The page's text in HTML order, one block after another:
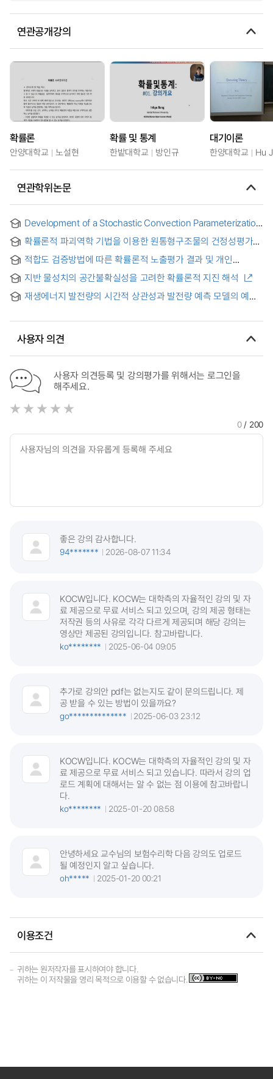
연관공개강의
확률론
안양대학교 노설현
확률 및 통계
한밭대학교 방인규
대기이론
한양대학교 Hu
연관학위논문
Development of a Stochastic Convection Parameterization
모수화 개발 및 기후 모델링에의 적용
확률론적 파괴역학 기법을 이용한 원통형구조물의 건정성평가에
Structures Using Probabilistic Fracture Mechanics
적합도 검증방법에 따른 확률론적 노출평가 결과 및 개인
지반 물성치의 공간불확실성을 고려한 확률론적 지진 해석
재생에너지 발전량의 시간적 상관성과 발전량 예측 모델의 예측
Generations and Forecast Errors of Forecasting Models
사용자 의견
사용자 의견등록 및 강의평가를 위해서는 로그인을
해주세요.
0/ 200
좋은 강의 감사합니다.
94*******
2026-08-07 11:34
KOCW입니다. KOCW는 대학측의 자율적인 강의 및 자
료 제공으로 무료 서비스 되고 있으며, 강의 제공 형태는
저작권 등의 사유로 각각 다르게 제공되며 해당 강의는
영상만 제공된 강의입니다. 참고바랍니다.
ko********
2025-06-04 09:05
추가로 강의안 pdf는 없는지도 같이 문의드립니다. 제
공 받을 수 있는 방법이 있을까요?
go**************
2025-06-03 23:12
KOCW입니다. KOCW는 대학측의 자율적인 강의 및 자
료 제공으로 무료 서비스 되고 있습니다. 따라서 강의 업
로드 계획에 대해서는 알 수 없는 점 이용에 참고바랍니
다.
ko********
2025-01-20 08:58
안녕하세요 교수님의 보험수리학 다음 강의도 업로드
될 예정인지 알고 싶습니다.
oh*****
2025-01-20 00:21
이용조건
귀하는 원저작자를 표시하여야 합니다.
귀하는 이 저작물을 영리 목적으로 이용할 수 없습니다.